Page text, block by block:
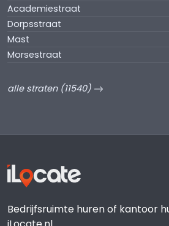
Academiestraat
Dorpsstraat
Mast
Morsestraat
alle straten (11540)
Bedrijfsruimte huren of kantoor